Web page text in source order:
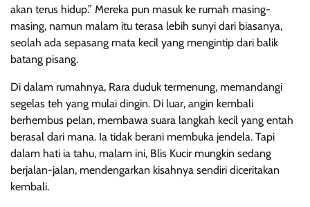
akan terus hidup.” Mereka pun masuk ke rumah masing-
masing, namun malam itu terasa lebih sunyi dari biasanya,
seolah ada sepasang mata kecil yang mengintip dari balik
batang pisang.
Di dalam rumahnya, Rara duduk termenung, memandangi
segelas teh yang mulai dingin. Di luar, angin kembali
berhembus pelan, membawa suara langkah kecil yang entah
berasal dari mana. Ia tidak berani membuka jendela. Tapi
dalam hati ia tahu, malam ini, Blis Kucir mungkin sedang
berjalan-jalan, mendengarkan kisahnya sendiri diceritakan
kembali.